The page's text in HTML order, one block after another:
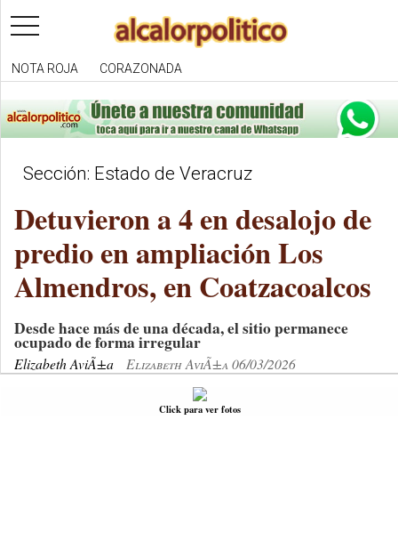
toggle
navigation
NOTA ROJA CORAZONADA
Sección: Estado de Veracruz
Detuvieron a 4 en desalojo de
predio en ampliación Los
Almendros, en Coatzacoalcos
Desde hace más de una década, el sitio permanece
ocupado de forma irregular
Elizabeth AviÃ±a Elizabeth AviÃ±a 06/03/2026
Click para ver fotos